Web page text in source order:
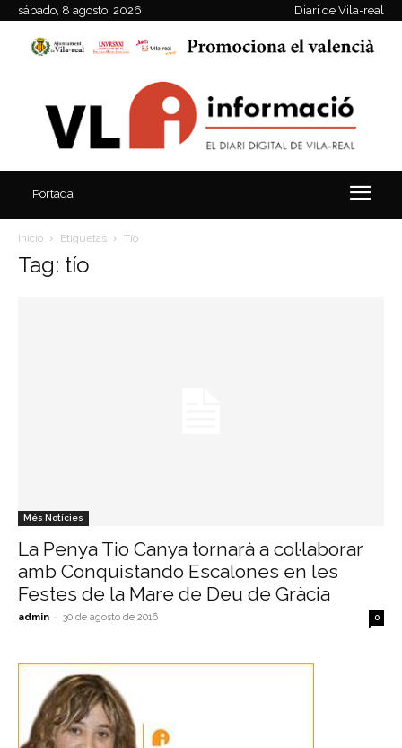
sábado, 8 agosto, 2026 Diari de Vila-real
Portada
Inicio Etiquetas Tío
Tag: tío
Més Notícies
La Penya Tio Canya tornarà a col·laborar
amb Conquistando Escalones en les
Festes de la Mare de Deu de Gràcia
admin - 30 de agosto de 2016 0